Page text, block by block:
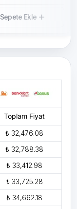
Sepete Ekle
Toplam Fiyat
₺ 32,476.08
₺ 32,788.38
₺ 33,412.98
₺ 33,725.28
₺ 34,662.18